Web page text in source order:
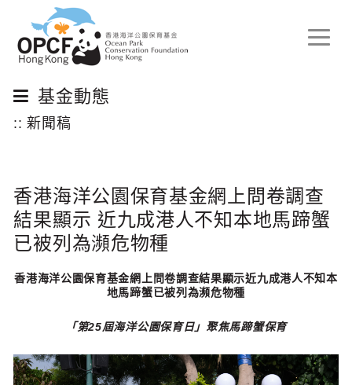
Toggle
基金動態
:: 新聞稿
香港海洋公園保育基金網上問卷調查
結果顯示 近九成港人不知本地馬蹄蟹
已被列為瀕危物種
香港海洋公園保育基金網上問卷調查結果顯示近九成港人不知本
地馬蹄蟹已被列為瀕危物種
「第25屆海洋公園保育日」聚焦馬蹄蟹保育